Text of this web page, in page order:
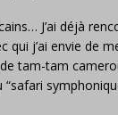
J’ai déjà
j’ai envie de
tam-tam